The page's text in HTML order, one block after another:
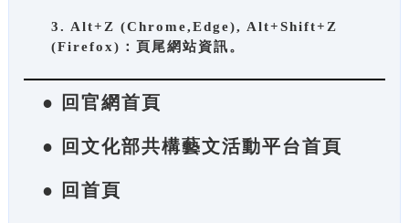
3. Alt+Z (Chrome,Edge), Alt+Shift+Z
(Firefox)：頁尾網站資訊。
● 回官網首頁
● 回文化部共構藝文活動平台首頁
● 回首頁